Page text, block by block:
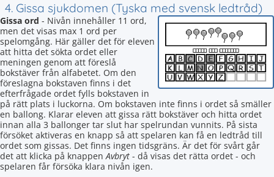
4. Gissa sjukdomen (Tyska med svensk ledtråd)
Gissa ord - Nivån innehåller 11 ord,
men det visas max 1 ord per
spelomgång. Här gäller det för eleven
att hitta det sökta ordet eller
meningen genom att föreslå
bokstäver från alfabetet. Om den
föreslagna bokstaven finns i det
efterfrågade ordet fylls bokstaven in
på rätt plats i luckorna. Om bokstaven inte finns i ordet så smäller
en ballong. Klarar eleven att gissa rätt bokstäver och hitta ordet
innan alla 3 ballonger tar slut har spelrundan vunnits. På sista
försöket aktiveras en knapp så att spelaren kan få en ledtråd till
ordet som gissas. Det finns ingen tidsgräns. Är det för svårt går
det att klicka på knappenAvbryt - då visas det rätta ordet - och
spelaren får försöka klara nivån igen.